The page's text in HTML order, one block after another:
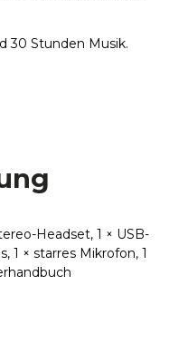
30 Stunden Musik.
Headset, 1 × USB-
1 × starres Mikrofon, 1